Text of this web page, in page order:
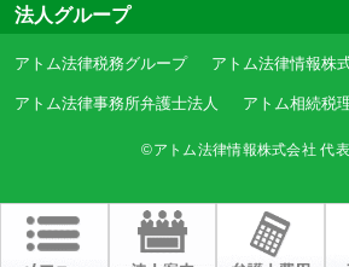
法人グループ
アトム法律税務グループ アトム法律情報株
アトム法律事務所弁護士法人 アトム相続税
©アトム法律情報株式会社 代